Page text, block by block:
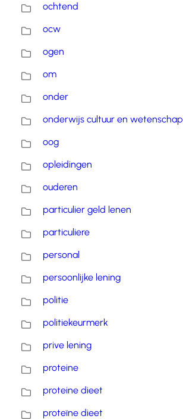
ochtend
ocw
ogen
om
onder
onderwijs cultuur en wetenschap
oog
opleidingen
ouderen
particulier geld lenen
particuliere
personal
persoonlijke lening
politie
politiekeurmerk
prive lening
proteine
proteine dieet
proteïne dieet